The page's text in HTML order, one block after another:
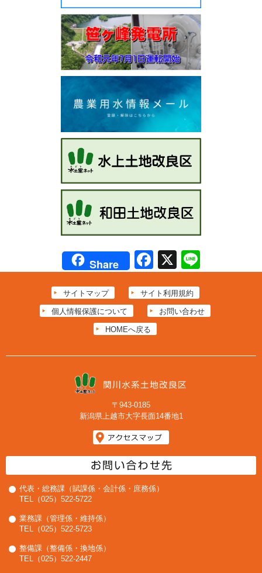
Share Facebook
X
サイトマップ サイト利用規約
個人情報保護について お問い合わせ
HOMEへ戻る
〒943-0185
新潟県上越市大字長面14番地1
代表・総務課（賦課係・会計係・庶務係）
TEL（025）522-5722
業務課（管理係・維持係）
TEL（025）522-5723
整備課（整備係・換地係）
TEL（025）522-2447